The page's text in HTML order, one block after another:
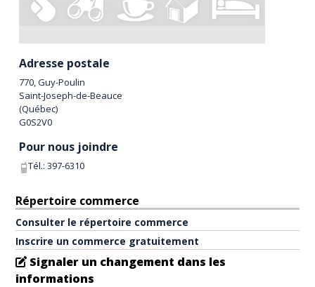
Adresse postale
770, Guy-Poulin
Saint-Joseph-de-Beauce
(Québec)
G0S2V0
Pour nous joindre
Tél.:397-6310
Répertoire commerce
Consulter le répertoire commerce
Inscrire un commerce gratuitement
Signaler un changement dans les
informations